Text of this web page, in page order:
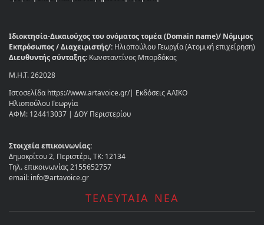
Ιδιοκτησία-Δικαιούχος του ονόματος τομέα (Domain name)/ Νόμιμος
Εκπρόσωπος / Διαχειριστής/: Ηλιοπούλου Γεωργία (Ατομική επιχείρηση)
Διευθυντής σύνταξης: Κωνσταντίνος Μπορδόκας
Μ.Η.Τ. 262028
Ιστοσελίδα https://www.artavoice.gr/| Εκδόσεις ΑΛΙΚΟ
Ηλιοπούλου Γεωργία
ΑΦΜ: 124413037 | ΔΟΥ Περιστερίου
Στοιχεία επικοινωνίας:
Δημοκρίτου 2, Περιστέρι, ΤΚ: 12134
Τηλ. επικοινωνίας 2155652757
email: info@artavoice.gr
ΤΕΛΕΥΤΑΙΑ ΝΕΑ